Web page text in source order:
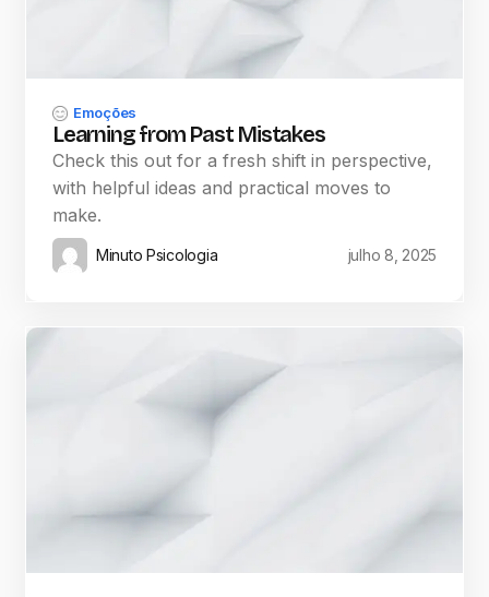
Emoções
Learning from Past Mistakes
Check this out for a fresh shift in perspective,
with helpful ideas and practical moves to
make.
Minuto Psicologia julho 8, 2025